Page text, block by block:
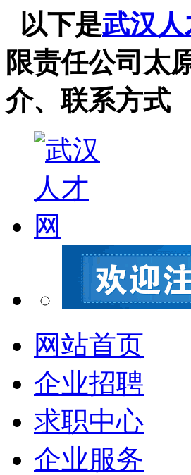
以下是武汉人
限责任公司太
介、联系方式
网站首页
企业招聘
求职中心
企业服务